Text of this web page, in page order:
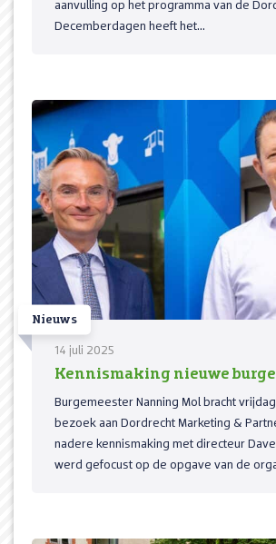
aanvulling op het programma van de
Decemberdagen heeft het...
Nieuws
14 juli 2025
Kennismaking nieuwe
Burgemeester Nanning Mol bracht vrijdag
bezoek aan Dordrecht Marketing &
nadere kennismaking met directeur
werd gefocust op de opgave van de